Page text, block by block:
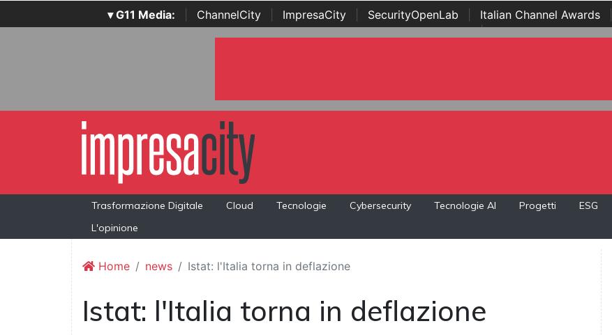
▾ G11 Media: ChannelCity ImpresaCity SecurityOpenLab Italian Channel Awards
Awards | ...
Trasformazione Digitale Cloud Tecnologie Cybersecurity Tecnologie AI Progetti ESG
L'opinione
Home news Istat: l'Italia torna in deflazione
Istat: l'Italia torna in deflazione